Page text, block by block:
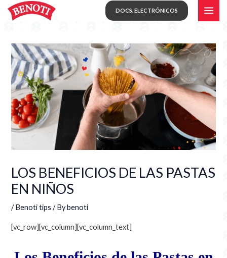
Skip
DOCS. ELECTRÓNICOS
LOS BENEFICIOS DE LAS PASTAS
EN NIÑOS
/Benoti tips / Bybenoti
[vc_row][vc_column][vc_column_text]